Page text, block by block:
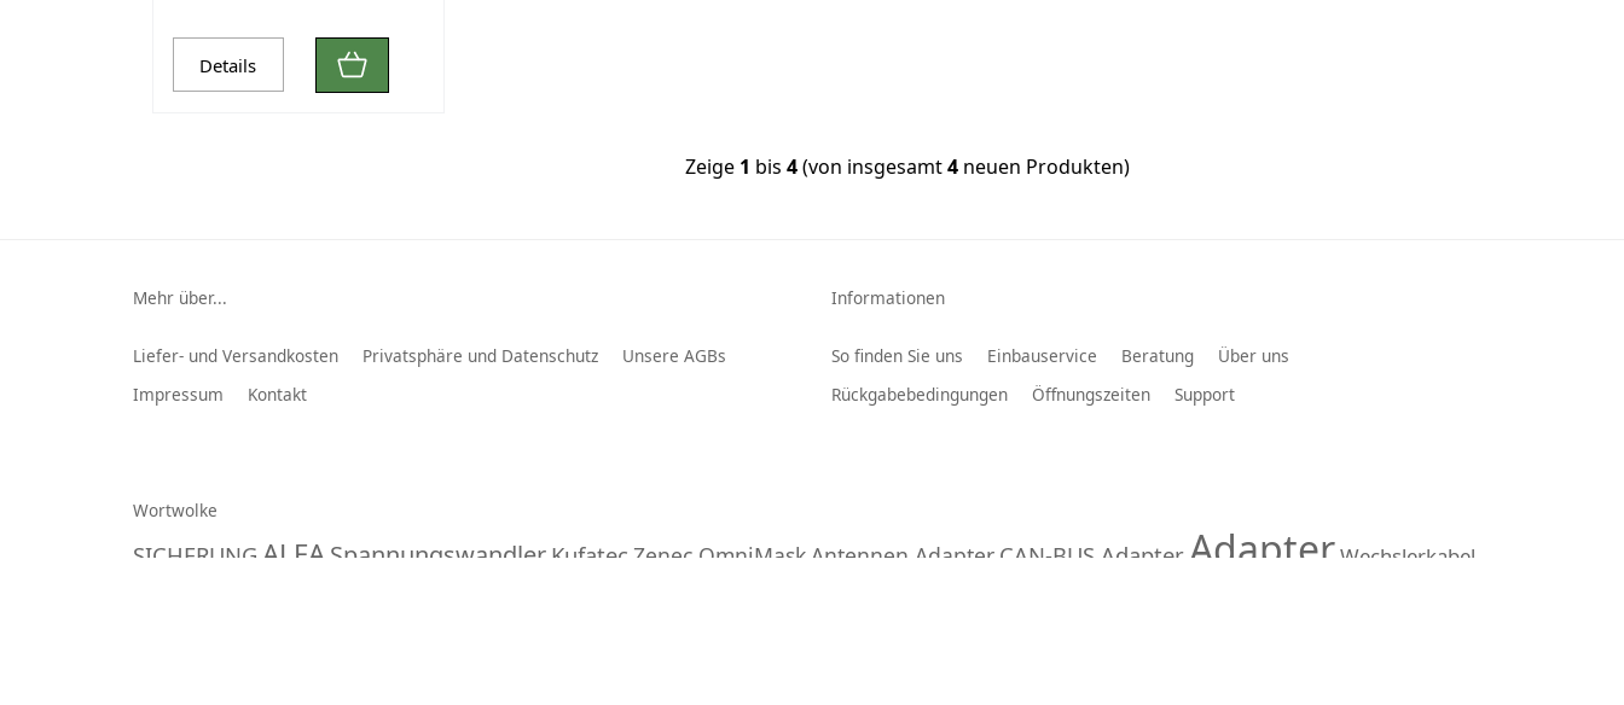
Details
Zeige 1 bis 4(von insgesamt4 neuen Produkten)
Mehr über...
Liefer- und Versandkosten Privatsphäre und Datenschutz
Unsere AGBs
Impressum
Kontakt
Informationen
So finden Sie uns Einbauservice Beratung
Über uns
Rückgabebedingungen
Öffnungszeiten Support
Wortwolke
SICHERUNG ALFA Spannungswandler Kufatec Zenec OmniMask Antennen Adapter CAN-BUS Adapter AdapterWechslerkabel